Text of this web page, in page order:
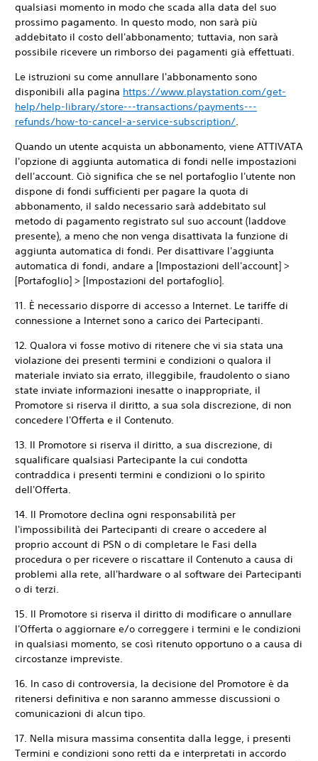
qualsiasi momento in modo che scada alla data del suo
prossimo pagamento. In questo modo, non sarà più
addebitato il costo dell'abbonamento; tuttavia, non sarà
possibile ricevere un rimborso dei pagamenti già effettuati.
Le istruzioni su come annullare l'abbonamento sono
disponibili alla pagina https://www.playstation.com/get-
help/help-library/store---transactions/payments---
refunds/how-to-cancel-a-service-subscription/.
Quando un utente acquista un abbonamento, viene ATTIVATA
l'opzione di aggiunta automatica di fondi nelle impostazioni
dell'account. Ciò significa che se nel portafoglio l'utente non
dispone di fondi sufficienti per pagare la quota di
abbonamento, il saldo necessario sarà addebitato sul
metodo di pagamento registrato sul suo account (laddove
presente), a meno che non venga disattivata la funzione di
aggiunta automatica di fondi. Per disattivare l'aggiunta
automatica di fondi, andare a [Impostazioni dell'account] >
[Portafoglio] > [Impostazioni del portafoglio].
11. È necessario disporre di accesso a Internet. Le tariffe di
connessione a Internet sono a carico dei Partecipanti.
12. Qualora vi fosse motivo di ritenere che vi sia stata una
violazione dei presenti termini e condizioni o qualora il
materiale inviato sia errato, illeggibile, fraudolento o siano
state inviate informazioni inesatte o inappropriate, il
Promotore si riserva il diritto, a sua sola discrezione, di non
concedere l'Offerta e il Contenuto.
13. Il Promotore si riserva il diritto, a sua discrezione, di
squalificare qualsiasi Partecipante la cui condotta
contraddica i presenti termini e condizioni o lo spirito
dell'Offerta.
14. Il Promotore declina ogni responsabilità per
l'impossibilità dei Partecipanti di creare o accedere al
proprio account di PSN o di completare le Fasi della
procedura o per ricevere o riscattare il Contenuto a causa di
problemi alla rete, all'hardware o al software dei Partecipanti
o di terzi.
15. Il Promotore si riserva il diritto di modificare o annullare
l'Offerta o aggiornare e/o correggere i termini e le condizioni
in qualsiasi momento, se così ritenuto opportuno o a causa di
circostanze impreviste.
16. In caso di controversia, la decisione del Promotore è da
ritenersi definitiva e non saranno ammesse discussioni o
comunicazioni di alcun tipo.
17. Nella misura massima consentita dalla legge, i presenti
Termini e condizioni sono retti da e interpretati in accordo